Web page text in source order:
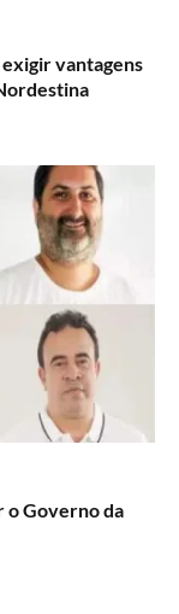
vantagens
o Governo da